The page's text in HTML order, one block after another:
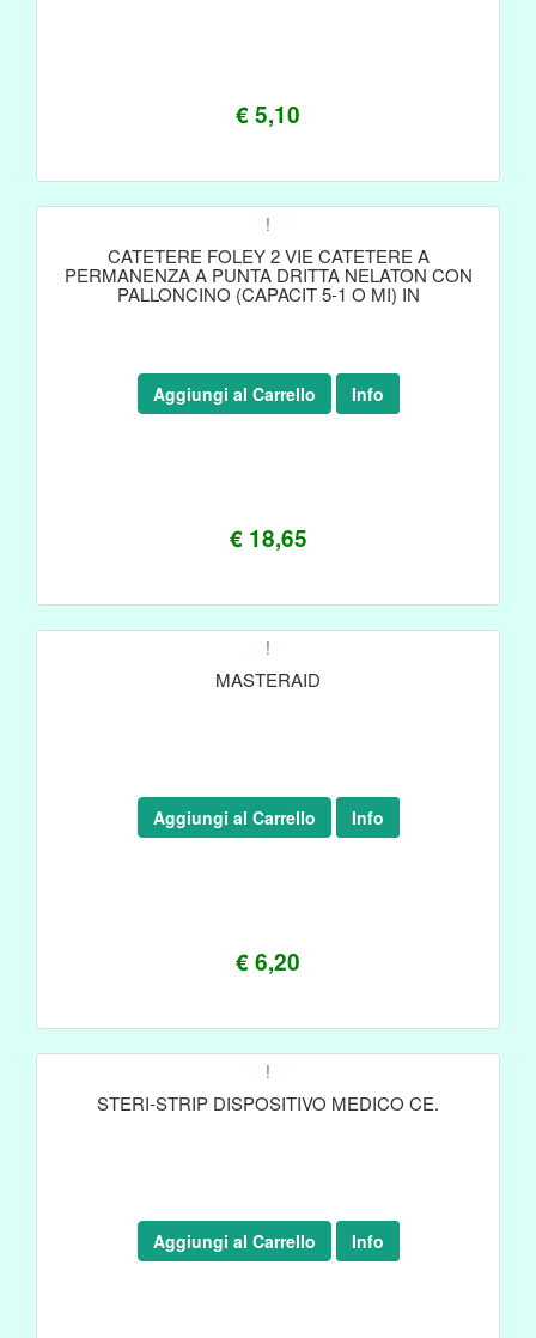
€ 5,10
!
CATETERE FOLEY 2 VIE CATETERE A
PERMANENZA A PUNTA DRITTA NELATON CON
PALLONCINO (CAPACIT 5-1 O MI) IN
€ 18,65
Aggiungi al Carrello Info
!
MASTERAID
€ 6,20
Aggiungi al Carrello Info
!
STERI-STRIP DISPOSITIVO MEDICO CE.
Aggiungi al Carrello Info